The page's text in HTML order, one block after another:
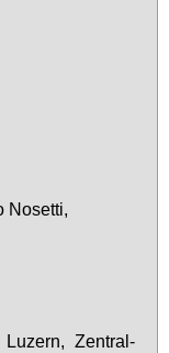
No­set­ti,
Lu­zern, Zen­tral­